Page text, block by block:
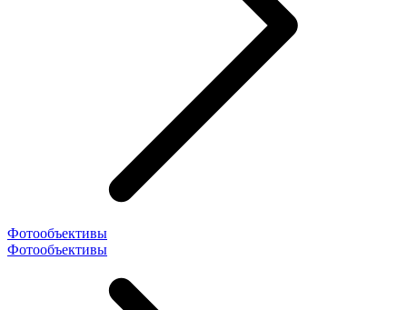
Фотообъективы
Фотообъективы